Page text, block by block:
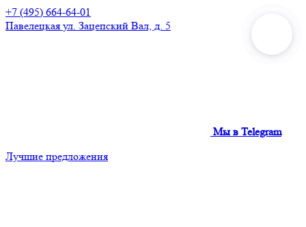
+7 (495) 664-64-01
Павелецкая ул. Зацепский Вал, д. 5
Мы в Telegram
Лучшие предложения